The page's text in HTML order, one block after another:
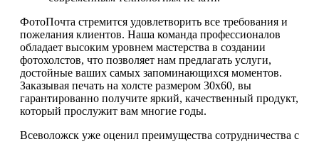
ФотоПочта стремится удовлетворить все требования и
пожелания клиентов. Наша команда профессионалов
обладает высоким уровнем мастерства в создании
фотохолстов, что позволяет нам предлагать услуги,
достойные ваших самых запоминающихся моментов.
Заказывая печать на холсте размером 30х60, вы
гарантированно получите яркий, качественный продукт,
который прослужит вам многие годы.
Всеволожск уже оценил преимущества сотрудничества с